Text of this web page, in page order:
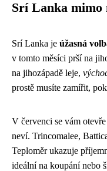
Srí Lanka mimo
Srí Lanka je úžasná
v tomto měsíci prší na
na jihozápadě leje,
prostě musíte zamířit,
V červenci se vám
neví. Trincomalee,
Teploměr ukazuje
ideální na koupání nebo